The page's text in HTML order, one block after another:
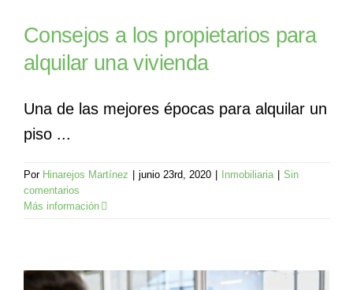
Consejos a los propietarios para
alquilar una vivienda
Una de las mejores épocas para alquilar un
piso ...
Por Hinarejos Martínez junio 23rd, 2020 Inmobiliaria
Sin
comentarios
Más información